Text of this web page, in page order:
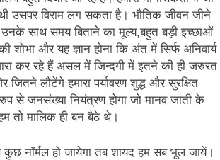
उसपर विराम लग सकता है। भौतिक जीवन जीने
साथ समय बिताने का मूल्य,बहुत बड़ी इच्छाओं
शोभा और यह ज्ञान होना कि अंत में सिर्फ अनिवार्य
कर रहे हैं असल में जिन्दगी में इतने की ही जरुरत
लौटेंगे हमारा पर्यावरण शुद्ध और सुरक्षित
से जनसंख्या नियंत्रण होगा जो मानव जाती के
तो मालिक ही बन बैठे थे।
नॉर्मल हो जायेगा तब शायद हम सब भूल जायें।